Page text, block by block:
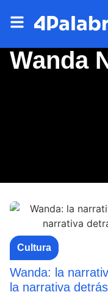
Wanda
Cultura
Wanda: la
la narrativa